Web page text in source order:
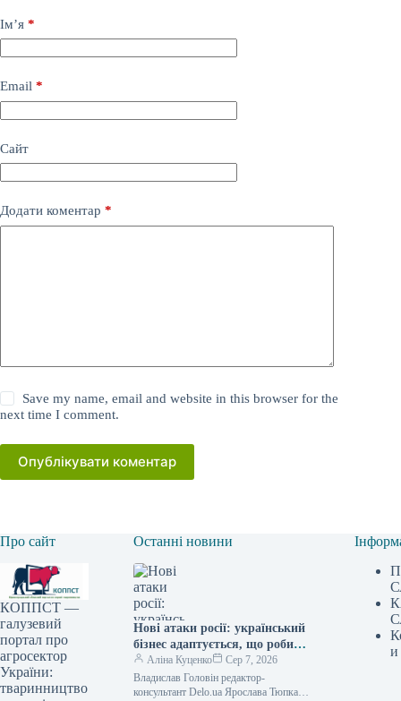
Ім’я *
Email *
Сайт
Додати коментар *
Save my name, email and website in this browser for the
next time I comment.
Опублікувати коментар
Про сайт
КОППСТ —
галузевий
портал про
агросектор
України:
тваринництво
Останні новини
Нові атаки росії: український
бізнес адаптується, що робити
даліАліна Куценко
Сер 7, 2026
Владислав Головін редактор-
консультант Delo.ua Ярослава Тюпка
и